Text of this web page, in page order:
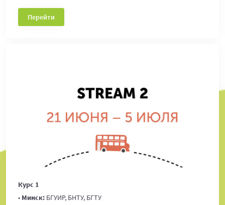
Перейти
Курс 1
• Минск: БГУИР, БНТУ, БГТУ